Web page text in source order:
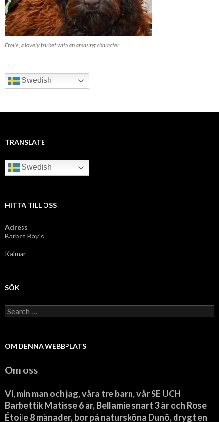
Étoile, a lovely barbet with an amazing character
Swedish
TRANSLATE
Swedish
HITTA TILL OSS
Adress
Barbet Bay´s
Kalmar
SÖK
Search
for:
OM DENNA WEBBPLATS
Om oss
Vi, min man och jag, våra tre barn, vår SE UCH
Barbettik Matisse 6 år, Bellamie snart 3 år och Rose
Étoile 8 månader, bor på natursköna Dunö, drygt en